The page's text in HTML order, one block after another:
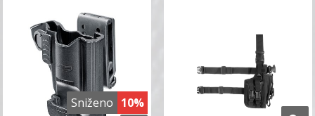
Sniženo 10%